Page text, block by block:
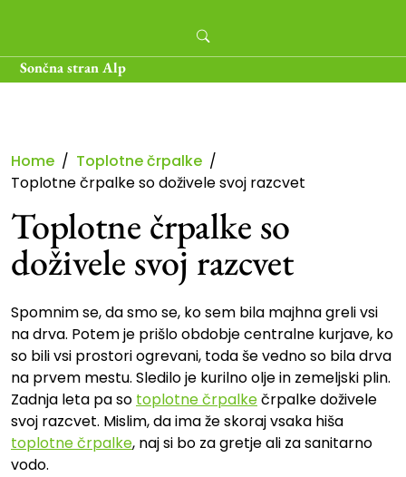
content
Sončna stran Alp
Home
Toplotne črpalke
Toplotne črpalke so doživele svoj razcvet
Toplotne črpalke so
doživele svoj razcvet
Spomnim se, da smo se, ko sem bila majhna greli vsi
na drva. Potem je prišlo obdobje centralne kurjave, ko
so bili vsi prostori ogrevani, toda še vedno so bila drva
na prvem mestu. Sledilo je kurilno olje in zemeljski plin.
Zadnja leta pa so toplotne črpalkečrpalke doživele
svoj razcvet. Mislim, da ima že skoraj vsaka hiša
toplotne črpalke, naj si bo za gretje ali za sanitarno
vodo.